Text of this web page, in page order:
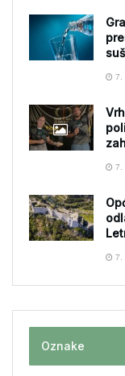
7.
7.
7.
Oznake